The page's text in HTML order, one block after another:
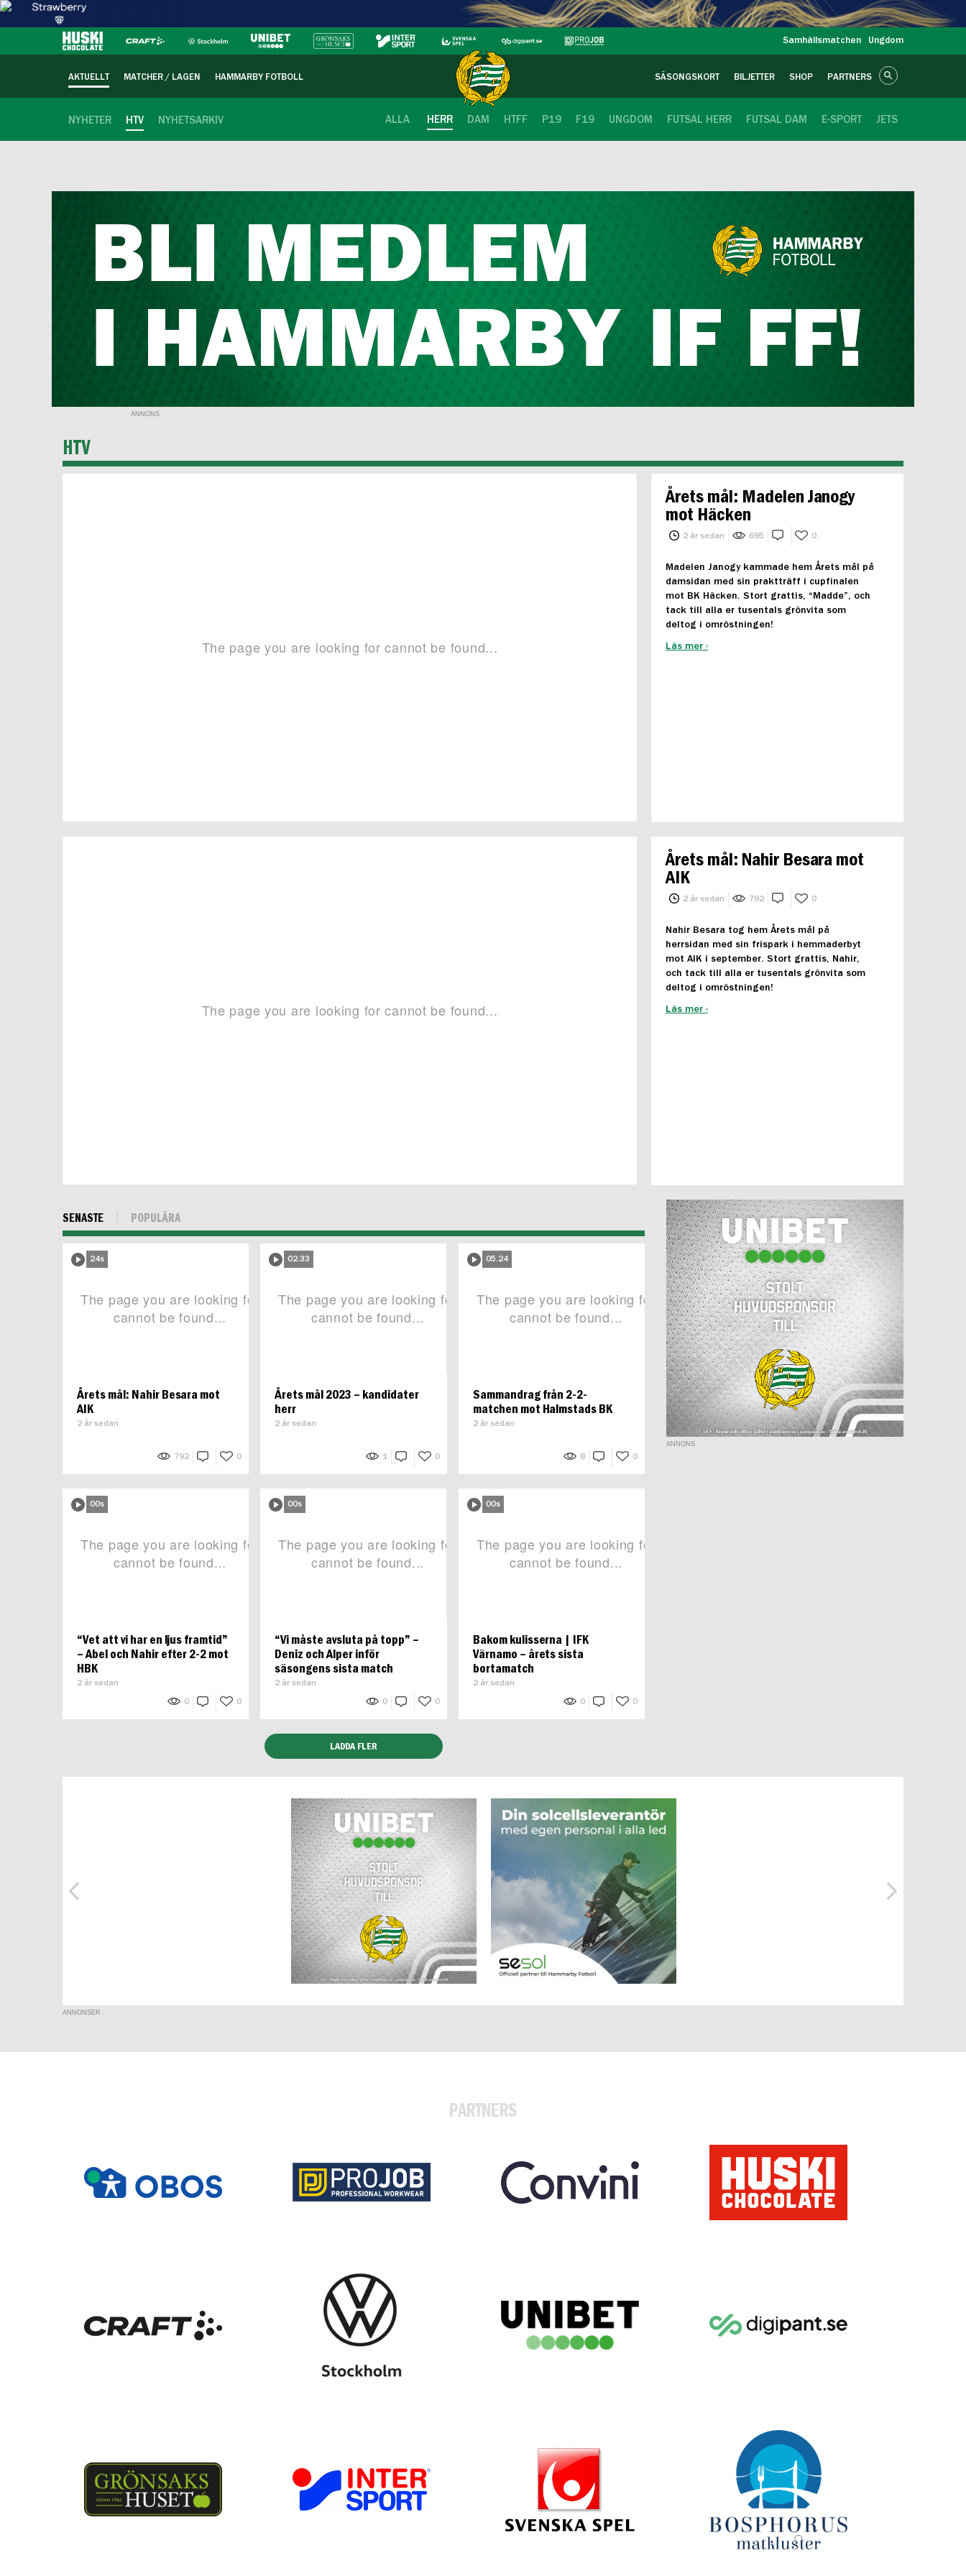
Samhällsmatchen Ungdom
AKTUELLT MATCHER / LAGEN HAMMARBY FOTBOLL SÄSONGSKORT BILJETTER SHOP PARTNERS
NYHETER HTV NYHETSARKIV ALLA HERR DAM HTFF P19 F19 UNGDOM FUTSAL HERR FUTSAL DAM E-SPORT JETS
ANNONS
HTV
Årets mål: Madelen Janogy
mot Häcken
2 år sedan 695 0
Madelen Janogy kammade hem Årets mål på
damsidan med sin praktträff i cupfinalen
mot BK Häcken. Stort grattis, “Madde”, och
tack till alla er tusentals grönvita som
deltog i omröstningen!
Läs mer ›
Årets mål: Nahir Besara mot
AIK
2 år sedan 792 0
Nahir Besara tog hem Årets mål på
herrsidan med sin frispark i hemmaderbyt
mot AIK i september. Stort grattis, Nahir,
och tack till alla er tusentals grönvita som
deltog i omröstningen!
Läs mer ›
SENASTE POPULÄRA
24s
Årets mål: Nahir Besara mot
AIK
2 år sedan
792 0
02.33
Årets mål 2023 – kandidater
herr
2 år sedan
1 0
05.24
Sammandrag från 2-2-
matchen mot Halmstads BK
2 år sedan
8 0
00s
“Vet att vi har en ljus framtid”
– Abel och Nahir efter 2-2 mot
HBK
2 år sedan
0 0
00s
“Vi måste avsluta på topp” –
Deniz och Alper inför
säsongens sista match
2 år sedan
0 0
00s
Bakom kulisserna | IFK
Värnamo – årets sista
bortamatch
2 år sedan
0 0
LADDA FLER
ANNONS
ANNONSER
PARTNERS